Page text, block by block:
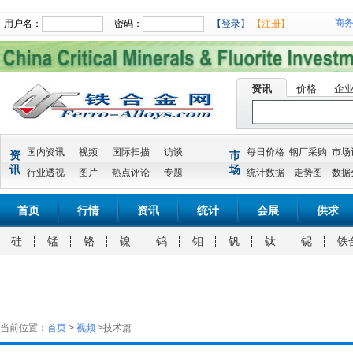
用户名： 密码： 【登录】 【注册】 商
资讯 价格 企
资
讯
国内资讯 视频 国际扫描
访谈
行业透视
图片 热点评论 专题
市
场
每日价格 钢厂采购 市场
统计数据
走势图 数据
首页 行情 资讯 统计 会展 供求
硅 锰 铬 镍 钨 钼 钒 钛 铌 铁
当前位置： 首页 > 视频 >技术篇